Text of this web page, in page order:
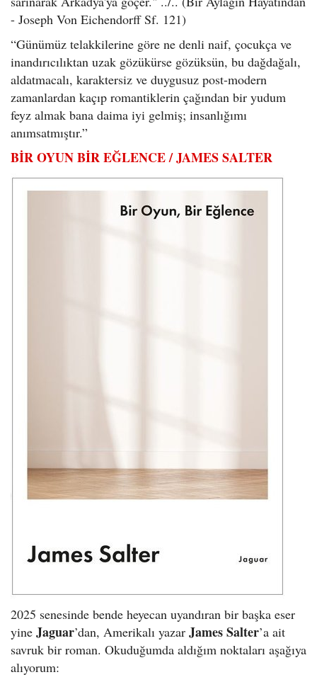
- Joseph Von Eichendorff Sf. 121)
“Günümüz telakkilerine göre ne denli naif, çocukça ve
inandırıcılıktan uzak gözükürse gözüksün, bu dağdağalı,
aldatmacalı, karaktersiz ve duygusuz post-modern
zamanlardan kaçıp romantiklerin çağından bir yudum
feyz almak bana daima iyi gelmiş; insanlığımı
anımsatmıştır.”
BİR OYUN BİR EĞLENCE / JAMES SALTER
2025 senesinde bende heyecan uyandıran bir başka eser
yine Jaguar’dan, Amerikalı yazar James Salter’a ait
savruk bir roman. Okuduğumda aldığım noktaları aşağıya
alıyorum: